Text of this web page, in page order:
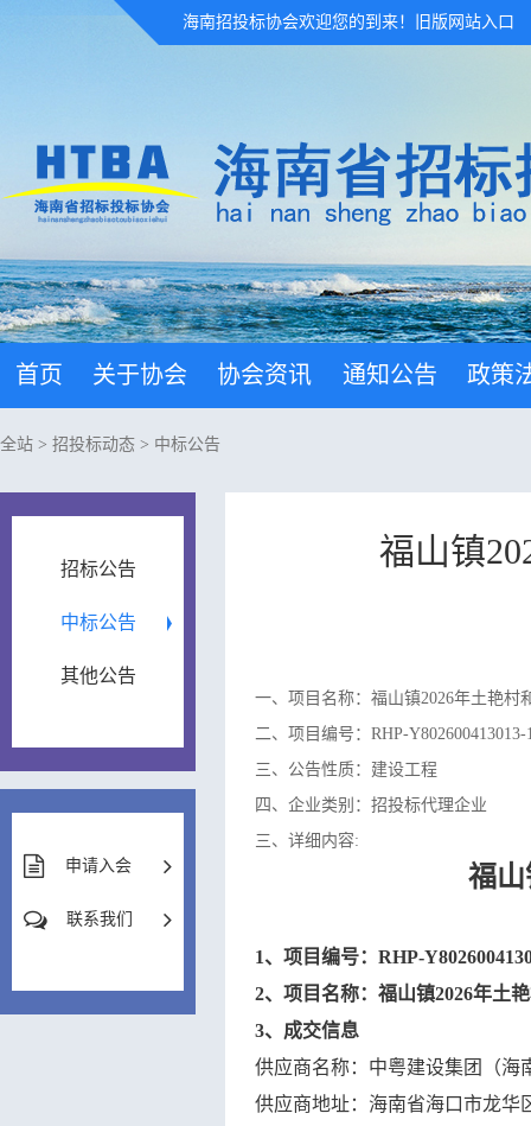
海南招投标协会欢迎您的到来！ 旧版网站入口
首页 关于协会 协会资讯 通知公告 政策
全站 > 招投标动态 > 中标公告
招标公告
中标公告
其他公告
申请入会
联系我们
福山镇
一、项目名称：福山镇2026年土艳
二、项目编号：RHP-Y802600413013-
三、公告性质：建设工程
四、企业类别：招投标代理企业
三、详细内容:
福山
1、项目编号： RHP-
2、项目名称： 福山镇2026年土
3、成交信息
供应商名称： 中粤建设集团（海
供应商地址：海南省海口市龙华